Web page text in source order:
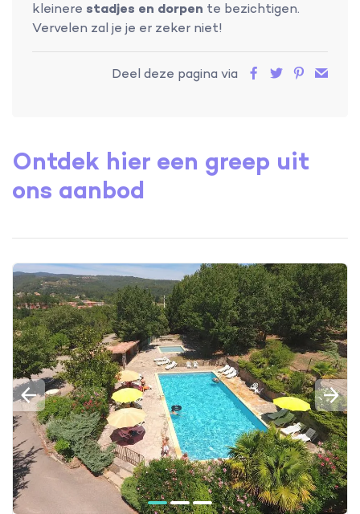
kleinere stadjes en dorpen te bezichtigen.
Vervelen zal je je er zeker niet!
Deel deze pagina via
Ontdek hier een greep uit
ons aanbod